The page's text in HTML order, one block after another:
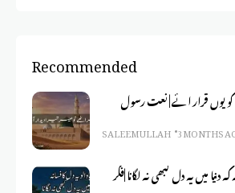
Recommended
یوں قرار ائے | نعت رسول
SALEEM ULLAH 3 MONTHS
دنیا میں یہ دل کبھی نہ لگانا |فکر